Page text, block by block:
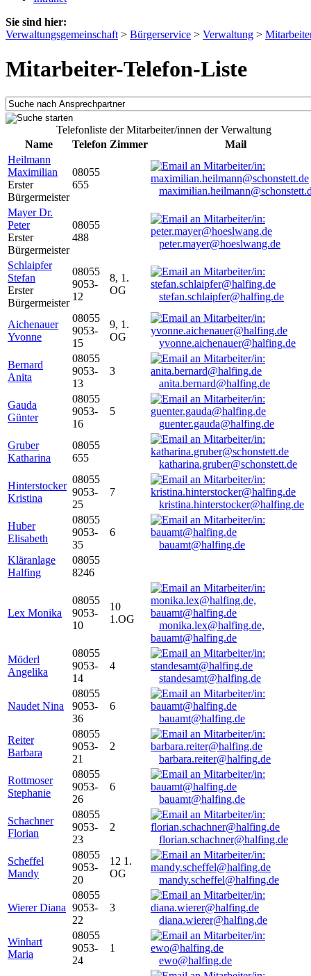
Sie sind hier:
Verwaltungsgemeinschaft > Bürgerservice > Verwaltung >
Mitarbeiter-Telefon-Liste
Telefonliste der Mitarbeiter/innen der Verwaltung
Name
Telefon Zimmer
Mail
Heilmann
Maximilian
Erster
Bürgermeister
08055
655
Mayer Dr.
Peter
Erster
Bürgermeister
08055
488
peter.mayer@hoeslwang.de
Schlaipfer
Stefan
Erster
Bürgermeister
08055
9053-
12
8, 1.
OG
stefan.schlaipfer@halfing.de
Aichenauer
Yvonne
08055
9053-
15
9, 1.
OG
yvonne.aichenauer@halfing.de
Bernard
Anita
08055
9053-
13
3
anita.bernard@halfing.de
Gauda
Günter
08055
9053-
16
5
guenter.gauda@halfing.de
Gruber
Katharina
08055
655
katharina.gruber@schonstett.de
Hinterstocker
Kristina
08055
9053-
25
7
kristina.hinterstocker@halfing.de
Huber
Elisabeth
08055
9053-
35
6
bauamt@halfing.de
Kläranlage
Halfing
08055
8246
Lex Monika
08055
9053-
10
10
1.OG
monika.lex@halfing.de,
bauamt@halfing.de
Möderl
Angelika
08055
9053-
14
4
standesamt@halfing.de
Naudet Nina
08055
9053-
36
6
bauamt@halfing.de
Reiter
Barbara
08055
9053-
21
2
barbara.reiter@halfing.de
Rottmoser
Stephanie
08055
9053-
26
6
bauamt@halfing.de
Schachner
Florian
08055
9053-
23
2
florian.schachner@halfing.de
Scheffel
Mandy
08055
9053-
20
12 1.
OG
mandy.scheffel@halfing.de
Wierer Diana
08055
9053-
22
3
diana.wierer@halfing.de
Winhart
Maria
08055
9053-
24
1
ewo@halfing.de